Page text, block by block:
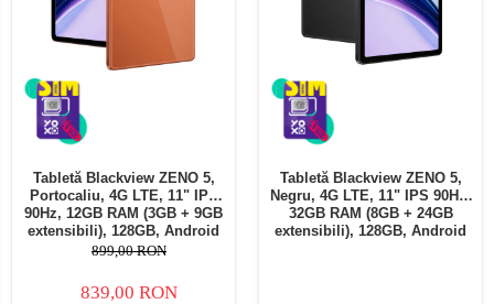
Tabletă Blackview ZENO 5,
Portocaliu, 4G LTE, 11" IPS
90Hz, 12GB RAM (3GB + 9GB
extensibili), 128GB, Android
16, Unisoc T7250, 8300mAh,
SIM
899,00 RON
839,00 RON
Tabletă Blackview ZENO 5,
Negru, 4G LTE, 11" IPS 90Hz,
32GB RAM (8GB + 24GB
extensibili), 128GB, Android